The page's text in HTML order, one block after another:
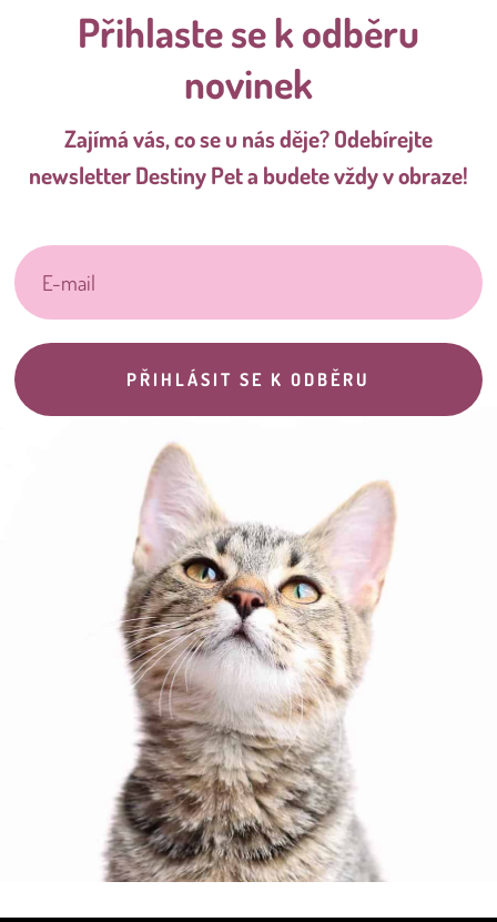
Přihlaste se k odběru
novinek
Zajímá vás, co se u nás děje? Odebírejte
newsletter Destiny Pet a budete vždy v obraze!
PŘIHLÁSIT SE K ODBĚRU